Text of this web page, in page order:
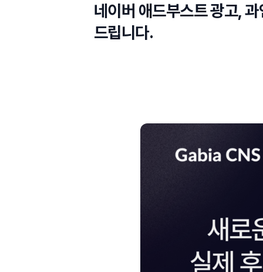
네이버 애드부스트 광고,
드립니다.